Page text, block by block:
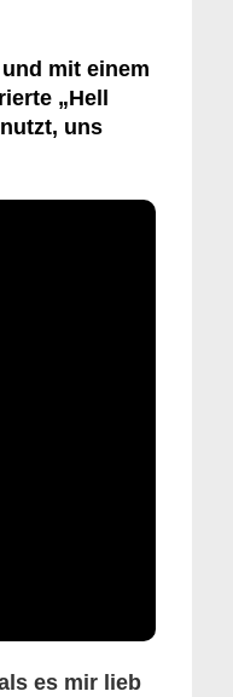
Artikel
mit einem
„Hell
uns
es mir lieb